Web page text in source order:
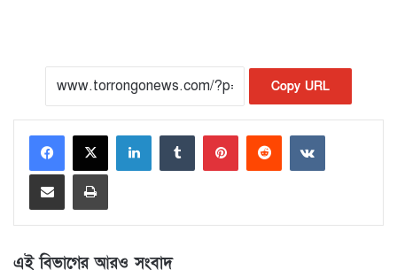
Copy URL
LinkedIn
এই বিভাগের আরও সংবাদ